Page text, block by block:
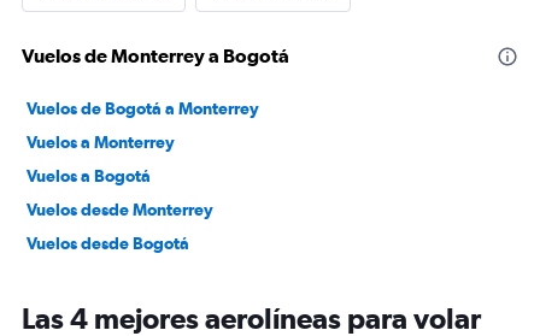
Vuelos de Monterrey a Bogotá
Vuelos de Bogotá a Monterrey
Vuelos a Monterrey
Vuelos a Bogotá
Vuelos desde Monterrey
Vuelos desde Bogotá
Las 4 mejores aerolíneas para volar